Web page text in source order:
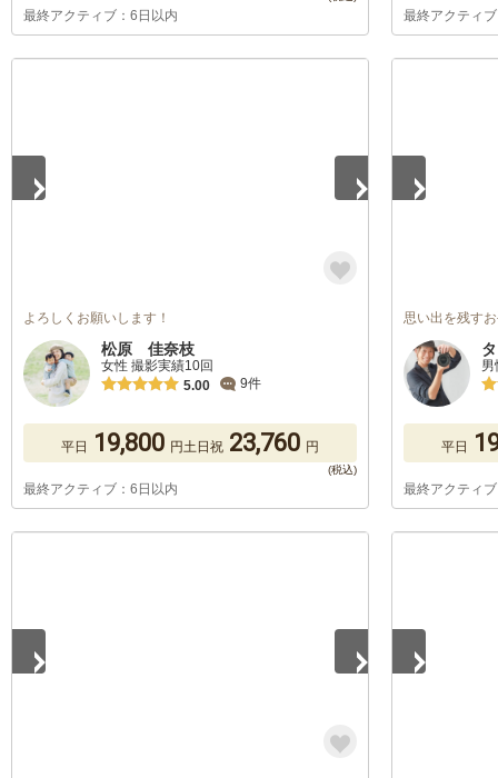
最終アクティブ：6日以内 最終アクティ
よろしくお願いします！
松原 佳奈枝
女性 撮影実績10回
5.00
9件
平日 19,800 円土日祝 23,760 円
最終アクティブ：6日以内
思い出を残す
平日
最終アクティ